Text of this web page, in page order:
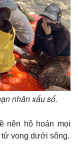
nhân xấu số.
nên hô hoán mọi
vong dưới sông.